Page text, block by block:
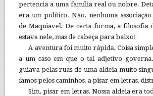
pertencia a uma família real ou nobre.
era um político. Não, nenhuma
de Maquiavel. De certa forma, a filosofia
estava nele, mas de cabeça para baixo!
A aventura foi muito rápida. Coisa
a um caso em que o tal adjetivo
guiava pelas ruas de uma aldeia muito
íamos pelos caminhos, a pisar em letras,
Sim, pisar em letras. Nossa aldeia era